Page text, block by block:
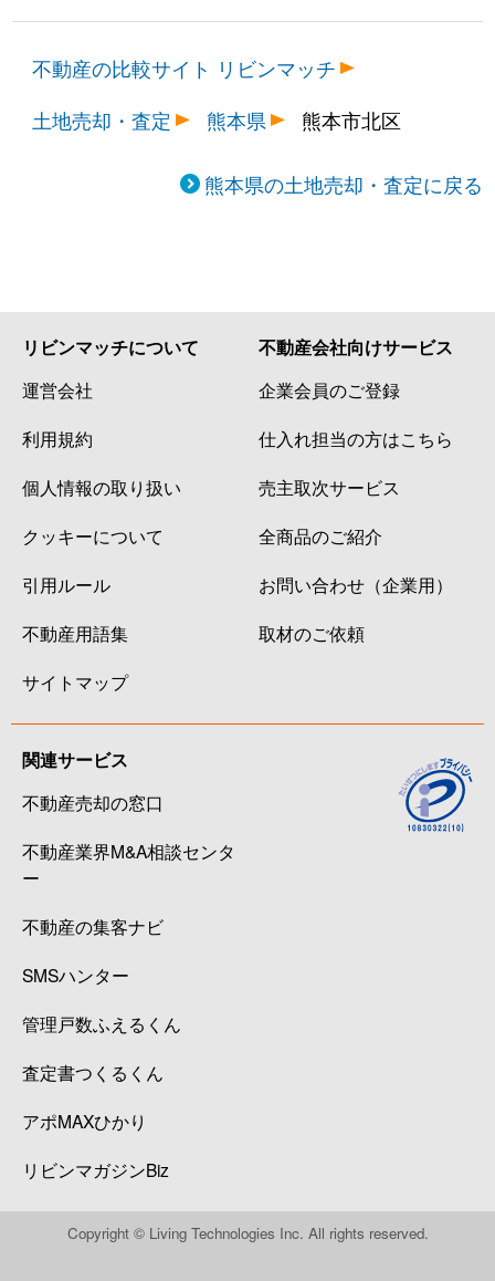
不動産の比較サイト リビンマッチ
土地売却・査定
熊本県 熊本市北区
熊本県の土地売却・査定に戻る
リビンマッチについて
運営会社
利用規約
個人情報の取り扱い
クッキーについて
引用ルール
不動産用語集
サイトマップ
不動産会社向けサービス
企業会員のご登録
仕入れ担当の方はこちら
売主取次サービス
全商品のご紹介
お問い合わせ（企業用）
取材のご依頼
関連サービス
不動産売却の窓口
不動産業界M&A相談センタ
ー
不動産の集客ナビ
SMSハンター
管理戸数ふえるくん
査定書つくるくん
アポMAXひかり
リビンマガジンBiz
Copyright © Living Technologies Inc. All rights reserved.